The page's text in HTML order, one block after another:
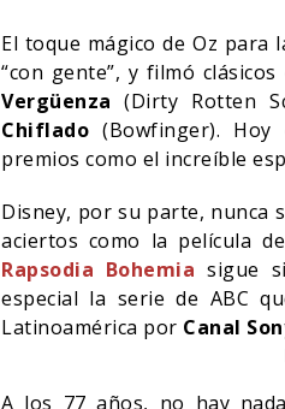
El toque mágico de Oz para
“con gente”, y filmó
Vergüenza(Dirty Rotten
Chiflado(Bowfinger).
premios como el increíble
Disney, por su parte, nunca
aciertos como la película de
Rapsodia Bohemia sigue
especial la serie de ABC
Latinoamérica por Canal
A los 77 años, no hay